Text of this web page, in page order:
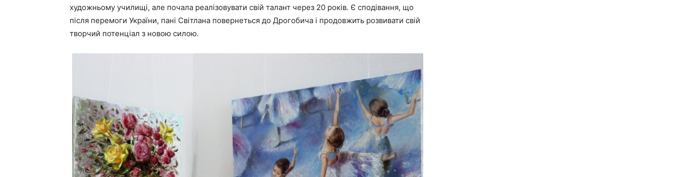
художньому училищі, але почала реалізовувати свій талант через 20 років. Є сподівання, що
після перемоги України, пані Світлана повернеться до Дрогобича і продовжить розвивати свій
творчий потенціал з новою силою.